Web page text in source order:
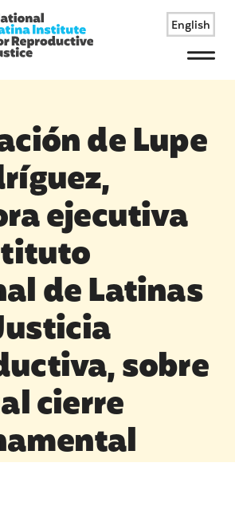
English
Menu
de Lupe
ejecutiva
de Latinas
sobre
cierre